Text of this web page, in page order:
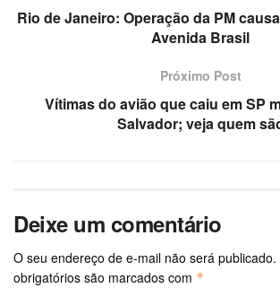
Rio de Janeiro: Operação da PM
Avenida Brasil
Próximo Post
Vítimas do avião que caiu em SP
Salvador; veja quem
Deixe um comentário
O seu endereço de e-mail não será publicado.
obrigatórios são marcados com *